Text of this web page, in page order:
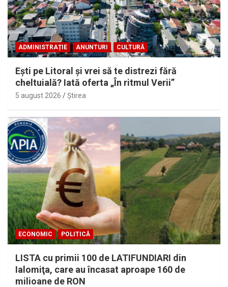
ADMINISTRAȚIE ANUNTURI CULTURĂ
Eşti pe Litoral şi vrei să te distrezi fără
cheltuială? Iată oferta „În ritmul Verii”
5 august 2026 Ştirea
ECONOMIC POLITICĂ
LISTA cu primii 100 de LATIFUNDIARI din
Ialomiţa, care au încasat aproape 160 de
milioane de RON